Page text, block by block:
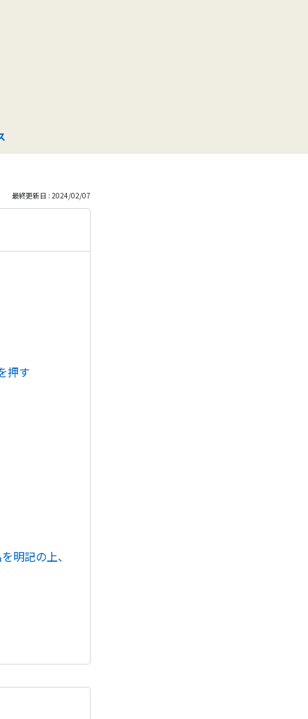
る
最終更新日 : 2024/02/07
押す
明記の上、